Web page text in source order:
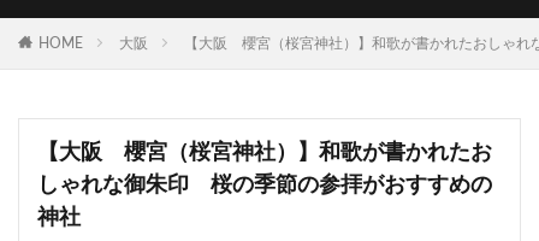
HOME 大阪 【大阪 櫻宮（桜宮神社）】和歌が書かれたおしゃ
【大阪 櫻宮（桜宮神社）】和歌が書かれたお
しゃれな御朱印 桜の季節の参拝がおすすめの
神社